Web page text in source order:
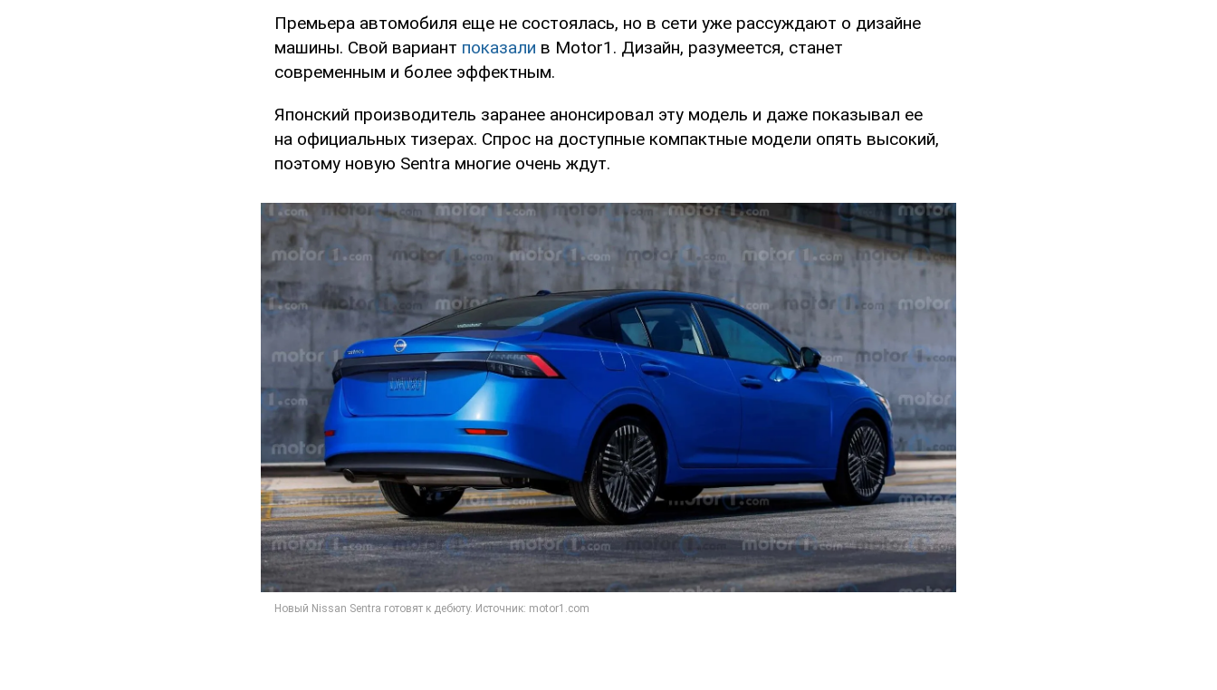
Премьера автомобиля еще не состоялась, но в сети уже рассуждают о дизайне
машины. Свой вариант показали в Motor1. Дизайн, разумеется, станет
современным и более эффектным.
Японский производитель заранее анонсировал эту модель и даже показывал ее
на официальных тизерах. Спрос на доступные компактные модели опять высокий,
поэтому новую Sentra многие очень ждут.